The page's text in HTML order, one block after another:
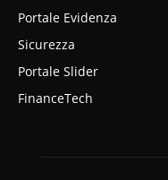
Portale Evidenza
Sicurezza
Portale Slider
FinanceTech